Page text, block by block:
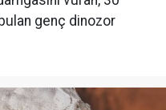
genç dinozor